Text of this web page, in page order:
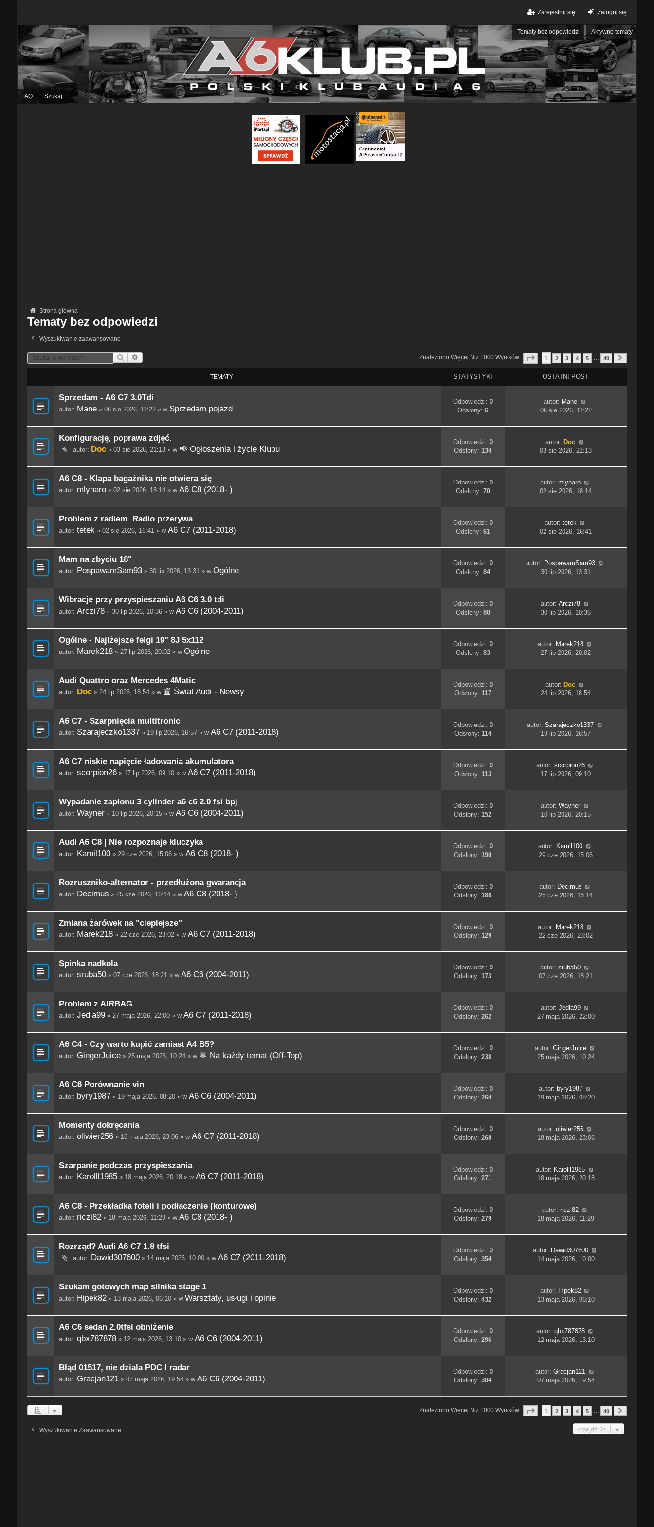
Zaloguj się
Zarejestruj się
Tematy bez odpowiedzi Aktywne tematy
FAQ Szukaj
Strona główna
Tematy bez odpowiedzi
Wyszukiwanie zaawansowane
Szukaj Znaleziono Więcej Niż 1000 Wyników Strona 1Z 40
1 2 3 4 5 … 40
TEMATY STATYSTYKI OSTATNI POST
Sprzedam - A6 C7 3.0Tdi
autor: Mane» 06 sie 2026, 11:22 » w Sprzedam pojazd
Odpowiedzi: 0
Odsłony:6
autor: Mane
06 sie 2026, 11:22
Konfigurację, poprawa zdjęć.
autor: Doc» 03 sie 2026, 21:13 » w 📢 Ogłoszenia i życie Klubu
Odpowiedzi: 0
Odsłony:134
autor: Doc
03 sie 2026, 21:13
A6 C8 - Klapa bagażnika nie otwiera się
autor: mlynaro» 02 sie 2026, 18:14 » w A6 C8 (2018- )
Odpowiedzi: 0
Odsłony: 70
autor: mlynaro
02 sie 2026, 18:14
Problem z radiem. Radio przerywa
autor: tetek» 02 sie 2026, 16:41 » w A6 C7 (2011-2018)
Odpowiedzi: 0
Odsłony: 61
autor: tetek
02 sie 2026, 16:41
Mam na zbyciu 18"
autor: PospawamSam93» 30 lip 2026, 13:31 » w Ogólne
Odpowiedzi: 0
Odsłony: 84
autor: PospawamSam93
30 lip 2026, 13:31
Wibracje przy przyspieszaniu A6 C6 3.0 tdi
autor: Arczi78» 30 lip 2026, 10:36 » w A6 C6 (2004-2011)
Odpowiedzi: 0
Odsłony: 80
autor:Arczi78
30 lip 2026, 10:36
Ogólne - Najlżejsze felgi 19" 8J 5x112
autor: Marek218» 27 lip 2026, 20:02 » w Ogólne
Odpowiedzi: 0
Odsłony: 83
autor: Marek218
27 lip 2026, 20:02
Audi Quattro oraz Mercedes 4Matic
autor: Doc» 24 lip 2026, 18:54 » w 📰 Świat Audi - Newsy
Odpowiedzi: 0
Odsłony: 117
autor: Doc
24 lip 2026, 18:54
A6 C7 - Szarpnięcia multitronic
autor: Szarajeczko1337 » 19 lip 2026, 16:57 » w A6 C7 (2011-2018)
Odpowiedzi: 0
Odsłony: 114
autor:Szarajeczko1337
19 lip 2026, 16:57
A6 C7 niskie napięcie ładowania akumulatora
autor: scorpion26» 17 lip 2026, 09:10 » w A6 C7 (2011-2018)
Odpowiedzi: 0
Odsłony: 113
autor: scorpion26
17 lip 2026, 09:10
Wypadanie zapłonu 3 cylinder a6 c6 2.0 fsi bpj
autor: Wayner» 10 lip 2026, 20:15 » w A6 C6 (2004-2011)
Odpowiedzi: 0
Odsłony:152
autor:Wayner
10 lip 2026, 20:15
Audi A6 C8 | Nie rozpoznaje kluczyka
autor: Kamil100» 29 cze 2026, 15:06 » w A6 C8 (2018- )
Odpowiedzi: 0
Odsłony:190
autor: Kamil100
29 cze 2026, 15:06
Rozruszniko-alternator - przedłużona gwarancja
autor: Decimus » 25 cze 2026, 16:14 » w A6 C8 (2018- )
Odpowiedzi: 0
Odsłony:188
autor: Decimus
25 cze 2026, 16:14
Zmiana żarówek na "cieplejsze"
autor: Marek218» 22 cze 2026, 23:02 » w A6 C7 (2011-2018)
Odpowiedzi: 0
Odsłony:129
autor: Marek218
22 cze 2026, 23:02
Spinka nadkola
autor: sruba50» 07 cze 2026, 18:21 » w A6 C6 (2004-2011)
Odpowiedzi: 0
Odsłony:173
autor:sruba50
07 cze 2026, 18:21
Problem z AIRBAG
autor: Jedla99» 27 maja 2026, 22:00 » w A6 C7 (2011-2018)
Odpowiedzi: 0
Odsłony:262
autor: Jedla99
27 maja 2026, 22:00
A6 C4 - Czy warto kupić zamiast A4 B5?
autor: GingerJuice» 25 maja 2026, 10:24 » w 💬 Na każdy temat (Off-Top)
Odpowiedzi: 0
Odsłony:238
autor: GingerJuice
25 maja 2026, 10:24
A6 C6 Porównanie vin
autor: byry1987 » 19 maja 2026, 08:20 » w A6 C6 (2004-2011)
Odpowiedzi: 0
Odsłony:264
autor: byry1987
19 maja 2026, 08:20
Momenty dokręcania
autor: oliwier256» 18 maja 2026, 23:06 » w A6 C7 (2011-2018)
Odpowiedzi: 0
Odsłony:268
autor: oliwier256
18 maja 2026, 23:06
Szarpanie podczas przyspieszania
autor: Karolll1985» 18 maja 2026, 20:18 » w A6 C7 (2011-2018)
Odpowiedzi: 0
Odsłony:271
autor: Karolll1985
18 maja 2026, 20:18
A6 C8 - Przekładka foteli i podłaczenie (konturowe)
autor: riczi82» 18 maja 2026, 11:29 » w A6 C8 (2018- )
Odpowiedzi: 0
Odsłony:279
autor:riczi82
18 maja 2026, 11:29
Rozrząd? Audi A6 C7 1.8 tfsi
autor: Dawid307600» 14 maja 2026, 10:00 » w A6 C7 (2011-2018)
Odpowiedzi: 0
Odsłony:354
autor: Dawid307600
14 maja 2026, 10:00
Szukam gotowych map silnika stage 1
autor: Hipek82» 13 maja 2026, 06:10 » w Warsztaty, usługi i opinie
Odpowiedzi: 0
Odsłony:432
autor: Hipek82
13 maja 2026, 06:10
A6 C6 sedan 2.0tfsi obniżenie
autor: qbx787878» 12 maja 2026, 13:10 » w A6 C6 (2004-2011)
Odpowiedzi: 0
Odsłony:296
autor: qbx787878
12 maja 2026, 13:10
Błąd 01517, nie dziala PDC I radar
autor: Gracjan121» 07 maja 2026, 19:54 » w A6 C6 (2004-2011)
Odpowiedzi: 0
Odsłony:304
autor:Gracjan121
07 maja 2026, 19:54
Znaleziono Więcej Niż 1000 Wyników Strona 1Z 40
1 2 3 4 5 … 40
Wyszukiwanie Zaawansowane Przejdź Do